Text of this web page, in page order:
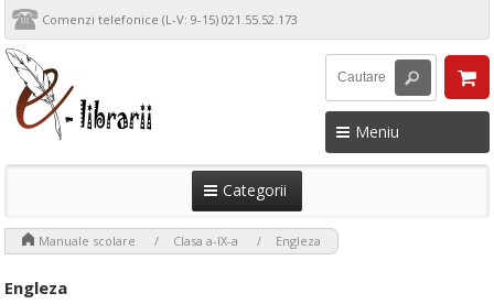
Comenzi telefonice (L-V: 9-15) 021.55.52.173
Meniu
Categorii
Manuale scolare Clasa a-IX-a Engleza
Engleza